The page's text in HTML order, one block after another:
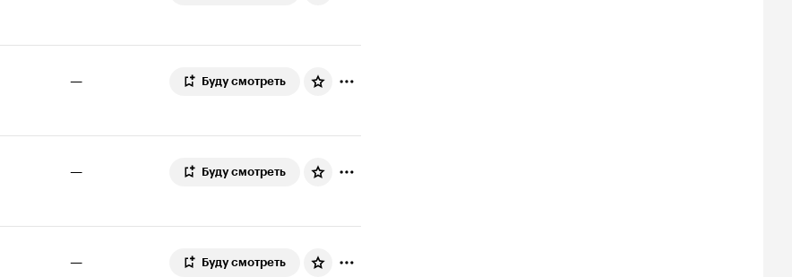
— Буду смотреть
— Буду смотреть
— Буду смотреть